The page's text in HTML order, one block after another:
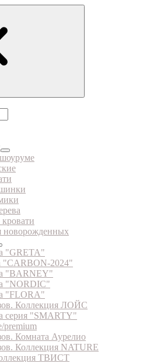
новорожденных
"GRETA"
"CARBON-2024"
"BARNEY"
"NORDIC"
"FLORA"
Коллекция ЛОЙС
серия "SMARTY"
premium
Комната Аурелио
Коллекция NATURE
ТВИСТ